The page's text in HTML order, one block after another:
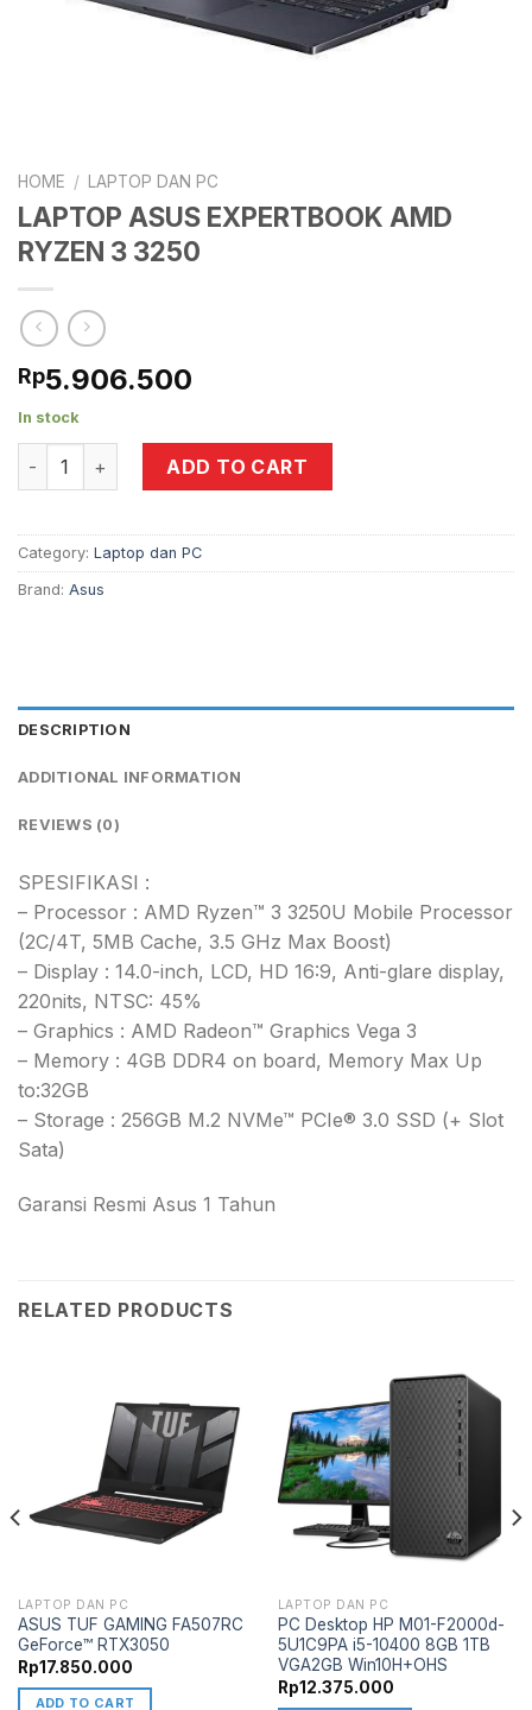
HOME / LAPTOP DAN PC
LAPTOP ASUS EXPERTBOOK AMD
RYZEN 3 3250
Rp5.906.500
In stock
LAPTOP ASUS EXPERTBOOK AMD RYZEN 3 3250 quantity
ADD TO CART
Category: Laptop dan PC
Brand: Asus
DESCRIPTION
ADDITIONAL INFORMATION
REVIEWS (0)
SPESIFIKASI :
– Processor : AMD Ryzen™ 3 3250U Mobile Processor
(2C/4T, 5MB Cache, 3.5 GHz Max Boost)
– Display : 14.0-inch, LCD, HD 16:9, Anti-glare display,
220nits, NTSC: 45%
– Graphics : AMD Radeon™ Graphics Vega 3
– Memory : 4GB DDR4 on board, Memory Max Up
to:32GB
– Storage : 256GB M.2 NVMe™ PCIe® 3.0 SSD (+ Slot
Sata)
Garansi Resmi Asus 1 Tahun
RELATED PRODUCTS
LAPTOP DAN PC
ASUS TUF GAMING FA507RC
GeForce™ RTX3050
Rp17.850.000
ADD TO CART
LAPTOP DAN PC
PC Desktop HP M01-F2000d-
5U1C9PA i5-10400 8GB 1TB
VGA2GB Win10H+OHS
Rp12.375.000